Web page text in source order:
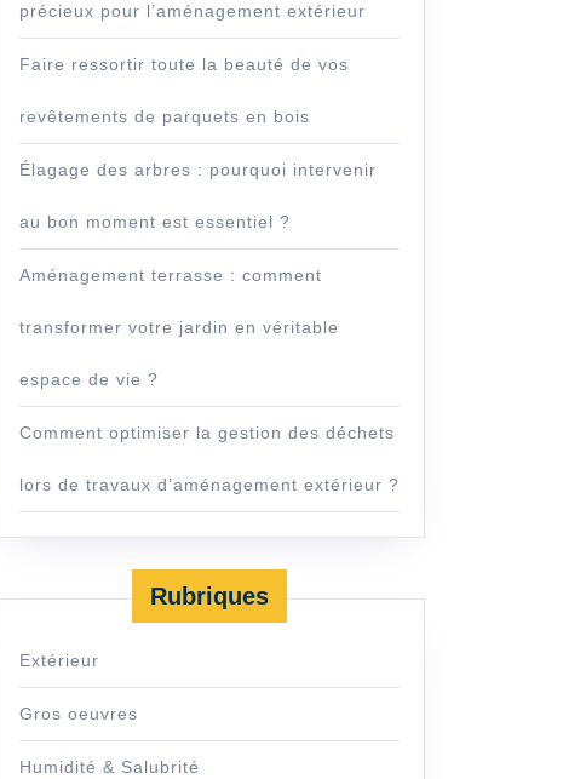
précieux pour l’aménagement extérieur
Faire ressortir toute la beauté de vos
revêtements de parquets en bois
Élagage des arbres : pourquoi intervenir
au bon moment est essentiel ?
Aménagement terrasse : comment
transformer votre jardin en véritable
espace de vie ?
Comment optimiser la gestion des déchets
lors de travaux d’aménagement extérieur ?
Rubriques
Extérieur
Gros oeuvres
Humidité & Salubrité